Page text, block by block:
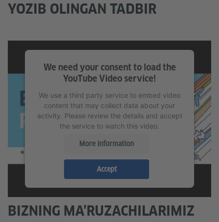
YOZIB OLINGAN TADBIR
We need your consent to load the
YouTube Video service!
We use a third party service to embed video
content that may collect data about your
activity. Please review the details and accept
the service to watch this video.
More Information
Accept
BIZNING MA'RUZACHILARIMIZ